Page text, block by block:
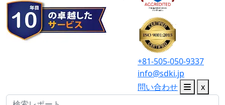
+81-505-050-9337
info@sdki.jp
問い合わせ
x